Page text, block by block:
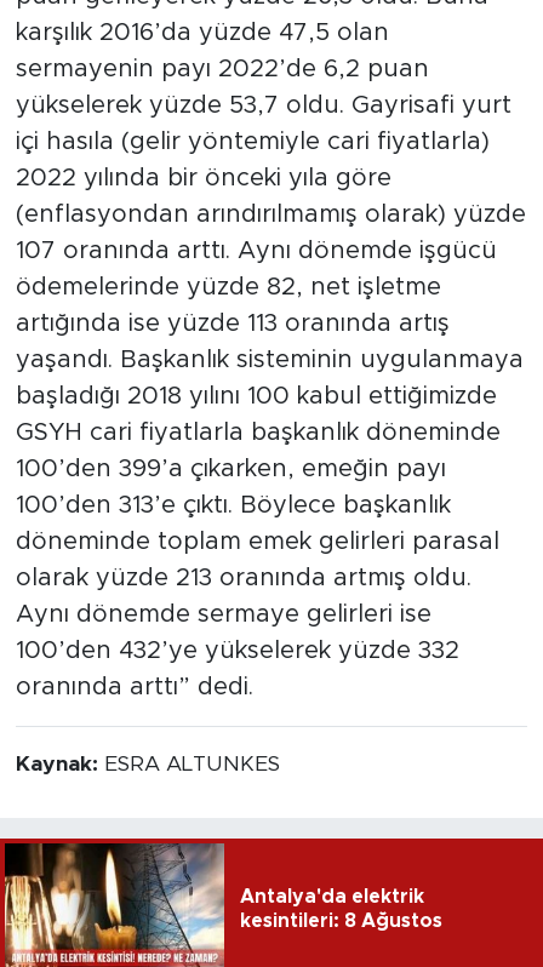
karşılık 2016’da yüzde 47,5 olan
sermayenin payı 2022’de 6,2 puan
yükselerek yüzde 53,7 oldu. Gayrisafi yurt
içi hasıla (gelir yöntemiyle cari fiyatlarla)
2022 yılında bir önceki yıla göre
(enflasyondan arındırılmamış olarak) yüzde
107 oranında arttı. Aynı dönemde işgücü
ödemelerinde yüzde 82, net işletme
artığında ise yüzde 113 oranında artış
yaşandı. Başkanlık sisteminin uygulanmaya
başladığı 2018 yılını 100 kabul ettiğimizde
GSYH cari fiyatlarla başkanlık döneminde
100’den 399’a çıkarken, emeğin payı
100’den 313’e çıktı. Böylece başkanlık
döneminde toplam emek gelirleri parasal
olarak yüzde 213 oranında artmış oldu.
Aynı dönemde sermaye gelirleri ise
100’den 432’ye yükselerek yüzde 332
oranında arttı” dedi.
Kaynak: ESRA ALTUNKES
Antalya'da elektrik
kesintileri: 8 Ağustos